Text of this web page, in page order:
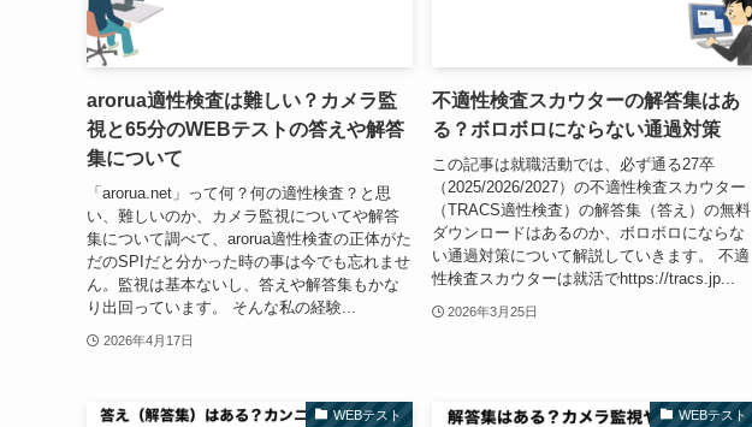
arorua適性検査は難しい？カメラ監
視と65分のWEBテストの答えや解答
集について
「arorua.net」って何？何の適性検査？と思
い、難しいのか、カメラ監視についてや解答
集について調べて、arorua適性検査の正体がた
だのSPIだと分かった時の事は今でも忘れませ
ん。監視は基本ないし、答えや解答集もかな
り出回っています。 そんな私の経験...
2026年4月17日
不適性検査スカウターの解答集はあ
る？ボロボロにならない通過対策
この記事は就職活動では、必ず通る27卒
（2025/2026/2027）の不適性検査スカウター
（TRACS適性検査）の解答集（答え）の無料
ダウンロードはあるのか、ボロボロにならな
い通過対策について解説していきます。 不適
性検査スカウターは就活でhttps://tracs.jp...
2026年3月25日
WEBテスト WEBテスト